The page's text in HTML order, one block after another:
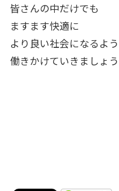
皆さんの中だけでも
ますます快適に
より良い社会になるよ
働きかけていきましょ